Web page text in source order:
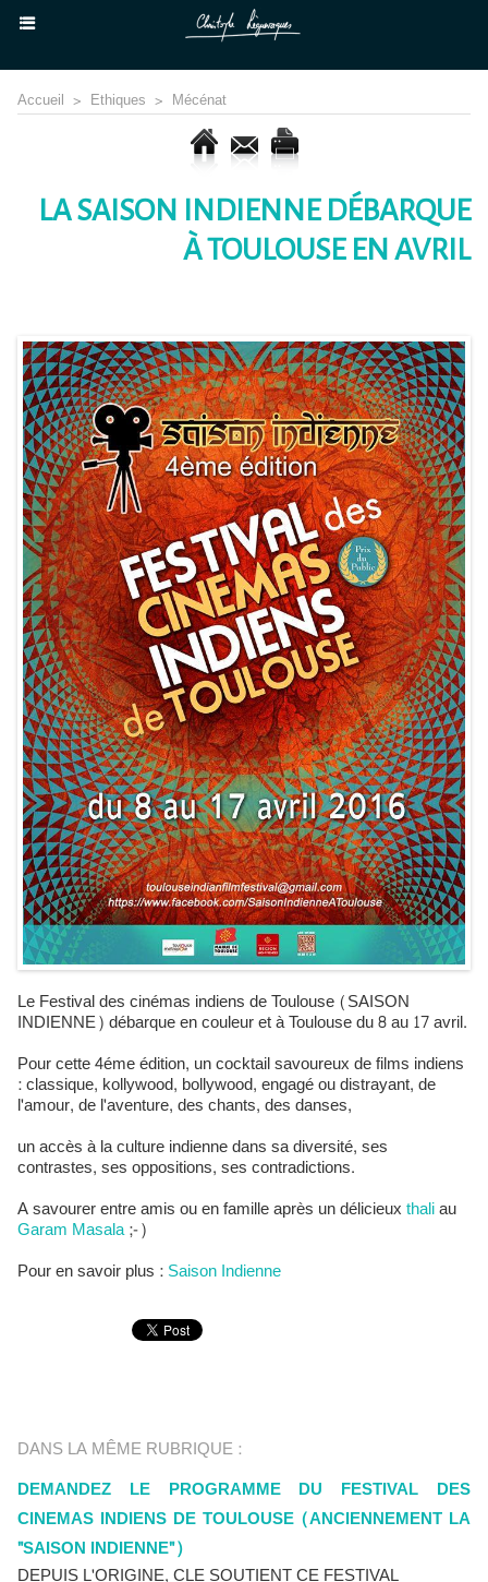
Accueil > Ethiques > Mécénat
LA SAISON INDIENNE DÉBARQUE
À TOULOUSE EN AVRIL
Le Festival des cinémas indiens de Toulouse (SAISON
INDIENNE) débarque en couleur et à Toulouse du 8 au 17 avril.
Pour cette 4éme édition, un cocktail savoureux de films indiens
: classique, kollywood, bollywood, engagé ou distrayant, de
l'amour, de l'aventure, des chants, des danses,
un accès à la culture indienne dans sa diversité, ses
contrastes, ses oppositions, ses contradictions.
A savourer entre amis ou en famille après un délicieuxthaliau
Garam Masala;-)
Pour en savoir plus :Saison Indienne
DANS LA MÊME RUBRIQUE :
DEMANDEZ LE PROGRAMME DU FESTIVAL DES
CINEMAS INDIENS DE TOULOUSE (ANCIENNEMENT LA
"SAISON INDIENNE")
DEPUIS L'ORIGINE, CLE SOUTIENT CE FESTIVAL